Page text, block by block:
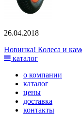
26.04.2018
Новинка! Колеса и
каталог
о компании
каталог
цены
доставка
контакты